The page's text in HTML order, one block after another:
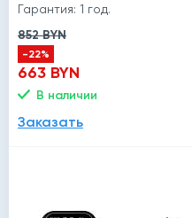
Гарантия: 1 год.
852 BYN
-22%
663 BYN
В наличии
Заказать